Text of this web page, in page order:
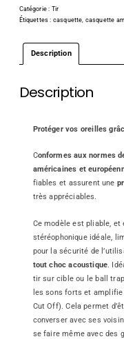
Catégorie : Tir
Étiquettes : casquette, casquette
Description
Description
Protéger vos oreilles
Conformes aux normes
américaines et
fiables et assurent une
très appréciables.
Ce modèle est pliable,
stéréophonique idéale,
pour la sécurité de
tout choc acoustique.
tir sur cible ou le ball
les sons forts et
Cut Off). Cela permet
converser avec ses
se faire même avec des